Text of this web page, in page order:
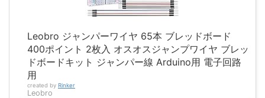
Leobro ジャンパーワイヤ 65本 ブレッドボード
400ポイント 2枚入 オスオスジャンプワイヤ ブレッ
ドボードキット ジャンパー線 Arduino用 電子回路
用
created by Rinker
Leobro